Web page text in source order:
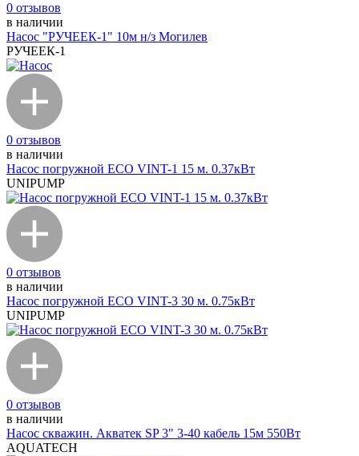
0 отзывов
в наличии
Насос "РУЧЕЕК-1" 10м н/з Могилев
РУЧЕЕК-1
0 отзывов
в наличии
Насос погружной ЕСО VINT-1 15 м. 0.37кВт
UNIPUMP
0 отзывов
в наличии
Насос погружной ЕСО VINT-3 30 м. 0.75кВт
UNIPUMP
0 отзывов
в наличии
Насос скважин. Акватек SP 3" 3-40 кабель 15м 550Вт
AQUATECH